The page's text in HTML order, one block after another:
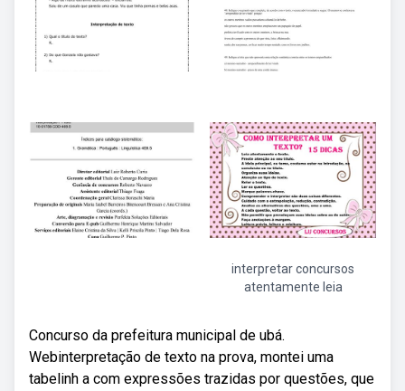
interpretar concursos
atentamente leia
Concurso da prefeitura municipal de ubá.
Webinterpretação de texto na prova, montei uma
tabelinh a com expressões trazidas por questões, que